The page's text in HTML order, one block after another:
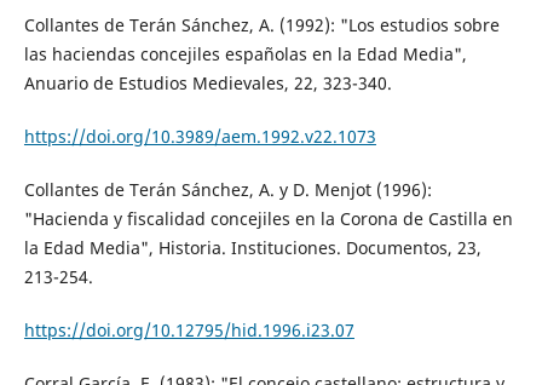
Collantes de Terán Sánchez, A. (1992): "Los estudios sobre
las haciendas concejiles españolas en la Edad Media",
Anuario de Estudios Medievales, 22, 323-340.
https://doi.org/10.3989/aem.1992.v22.1073
Collantes de Terán Sánchez, A. y D. Menjot (1996):
"Hacienda y fiscalidad concejiles en la Corona de Castilla en
la Edad Media", Historia. Instituciones. Documentos, 23,
213-254.
https://doi.org/10.12795/hid.1996.i23.07